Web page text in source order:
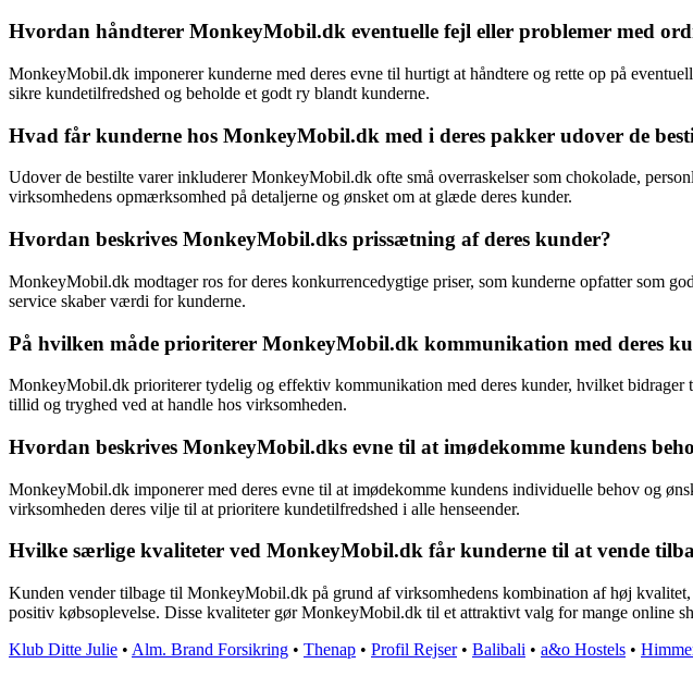
Hvordan håndterer MonkeyMobil.dk eventuelle fejl eller problemer med
MonkeyMobil.dk imponerer kunderne med deres evne til hurtigt at håndtere og rette op på
sikre kundetilfredshed og beholde et godt ry blandt kunderne.
Hvad får kunderne hos MonkeyMobil.dk med i deres pakker udover de
Udover de bestilte varer inkluderer MonkeyMobil.dk ofte små overraskelser som chokolade,
virksomhedens opmærksomhed på detaljerne og ønsket om at glæde deres kunder.
Hvordan beskrives MonkeyMobil.dks prissætning af deres kunder?
MonkeyMobil.dk modtager ros for deres konkurrencedygtige priser, som kunderne opfatter som
service skaber værdi for kunderne.
På hvilken måde prioriterer MonkeyMobil.dk kommunikation med deres
MonkeyMobil.dk prioriterer tydelig og effektiv kommunikation med deres kunder, hvilket
tillid og tryghed ved at handle hos virksomheden.
Hvordan beskrives MonkeyMobil.dks evne til at imødekomme kundens
MonkeyMobil.dk imponerer med deres evne til at imødekomme kundens individuelle behov og
virksomheden deres vilje til at prioritere kundetilfredshed i alle henseender.
Hvilke særlige kvaliteter ved MonkeyMobil.dk får kunderne til at vende
Kunden vender tilbage til MonkeyMobil.dk på grund af virksomhedens kombination af høj
positiv købsoplevelse. Disse kvaliteter gør MonkeyMobil.dk til et attraktivt valg for mange online
Klub Ditte Julie • Alm. Brand Forsikring • Thenap • Profil Rejser• Balibali • a&o Hostels •